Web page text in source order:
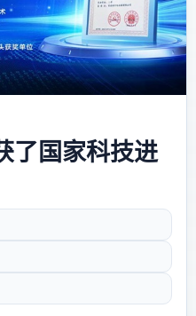
家居文化
创意家居
了国家科技进